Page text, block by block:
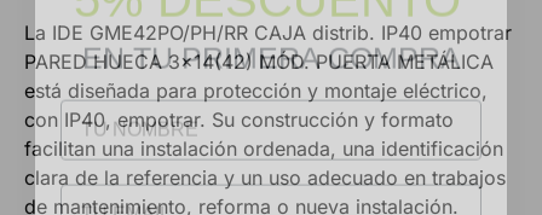
La IDE GME42PO/PH/RR CAJA distrib. IP40 empotrar
PARED HUECA 3×14(42) MÓD. PUERTA METÁLICA
está diseñada para protección y montaje eléctrico,
con IP40, empotrar. Su construcción y formato
facilitan una instalación ordenada, una identificación
clara de la referencia y un uso adecuado en trabajos
de mantenimiento, reforma o nueva instalación.
EN TU PRIMERA COMPRA
NOMBRE
Email